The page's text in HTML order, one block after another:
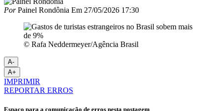
PorPainel Rondônia Em 27/05/2026 17:30
© Rafa Neddermeyer/Agência Brasil
A-
A+
IMPRIMIR
REPORTAR ERROS
Espaço para a comunicação de erros nesta postagem